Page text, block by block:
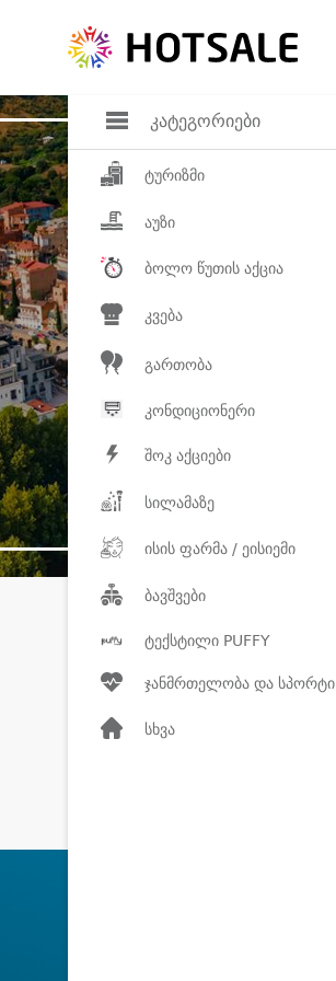
კატეგორიები
ტურიზმი
აუზი
ბოლო წუთის აქცია
კვება
გართობა
კონდიციონერი
შოკ აქციები
სილამაზე
ისის ფარმა / ეისიემი
ბავშვები
ტექსტილი PUFFY
ჯანმრთელობა და სპორტი
სხვა